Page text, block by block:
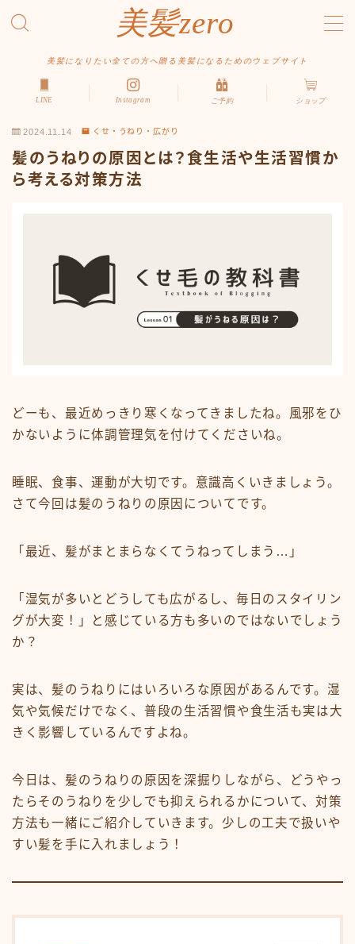
美髪zero
美髪になりたい全ての方へ贈る美髪になるためのウェブサイト
MENU
HOME
初めての方へ
メニュー・料金
アクセス・サロン情報
スタイルから探す
ロング
くせ・うねり・広がり
白髪・エイジングケア
ダメージ・パサつき
抜け毛 薄毛
縮毛矯正・髪質改善
白髪染め・ヘアカラー
トリートメント
ヘッドスパ
頭皮ケア
LINE Instagram ご予約 ショップ
2024.11.14 くせ・うねり・広がり
髪のうねりの原因とは？食生活や生活習慣か
ら考える対策方法
どーも、最近めっきり寒くなってきましたね。風邪をひ
かないように体調管理気を付けてくださいね。
睡眠、食事、運動が大切です。意識高くいきましょう。
さて今回は髪のうねりの原因についてです。
「最近、髪がまとまらなくてうねってしまう…」
「湿気が多いとどうしても広がるし、毎日のスタイリン
グが大変！」と感じている方も多いのではないでしょう
か？
実は、髪のうねりにはいろいろな原因があるんです。湿
気や気候だけでなく、普段の生活習慣や食生活も実は大
きく影響しているんですよね。
今日は、髪のうねりの原因を深掘りしながら、どうやっ
たらそのうねりを少しでも抑えられるかについて、対策
方法も一緒にご紹介していきます。少しの工夫で扱いや
すい髪を手に入れましょう！